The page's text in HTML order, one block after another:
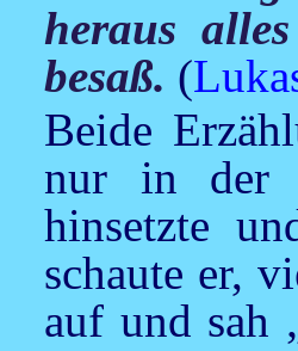
heraus
besaß. (
Beide
nur in der
hinsetzte
schaute er,
auf und sah